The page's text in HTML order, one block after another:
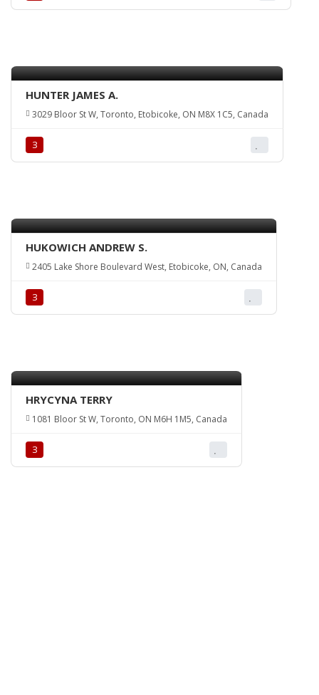
HUNTER JAMES A.
3029 Bloor St W, Toronto, Etobicoke, ON M8X 1C5, Canada
З
HUKOWICH ANDREW S.
2405 Lake Shore Boulevard West, Etobicoke, ON, Canada
З
HRYCYNA TERRY
1081 Bloor St W, Toronto, ON M6H 1M5, Canada
З